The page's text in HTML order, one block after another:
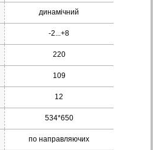
динамічний
-2...+8
220
109
12
534*650
по направляючих